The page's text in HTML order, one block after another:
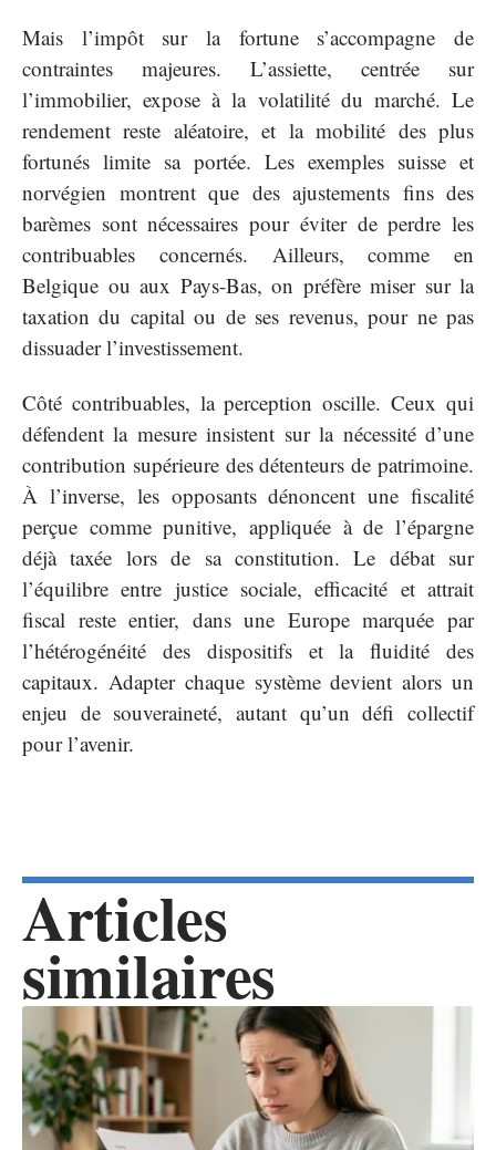
Mais l’impôt sur la fortune s’accompagne de
contraintes majeures. L’assiette, centrée sur
l’immobilier, expose à la volatilité du marché. Le
rendement reste aléatoire, et la mobilité des plus
fortunés limite sa portée. Les exemples suisse et
norvégien montrent que des ajustements fins des
barèmes sont nécessaires pour éviter de perdre les
contribuables concernés. Ailleurs, comme en
Belgique ou aux Pays-Bas, on préfère miser sur la
taxation du capital ou de ses revenus, pour ne pas
dissuader l’investissement.
Côté contribuables, la perception oscille. Ceux qui
défendent la mesure insistent sur la nécessité d’une
contribution supérieure des détenteurs de patrimoine.
À l’inverse, les opposants dénoncent une fiscalité
perçue comme punitive, appliquée à de l’épargne
déjà taxée lors de sa constitution. Le débat sur
l’équilibre entre justice sociale, efficacité et attrait
fiscal reste entier, dans une Europe marquée par
l’hétérogénéité des dispositifs et la fluidité des
capitaux. Adapter chaque système devient alors un
enjeu de souveraineté, autant qu’un défi collectif
pour l’avenir.
Articles
similaires